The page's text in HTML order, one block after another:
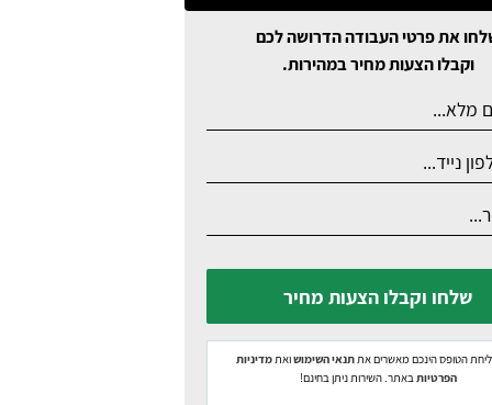
את פרטי העבודה הדרושה לכם
וקבלו הצעות מחיר במהירות.
שלחו וקבלו הצעות מחיר
הטופס הינכם מאשרים אתתנאי השימושואתמדיניות
הפרטיותבאתר. השירות ניתן בחינם!